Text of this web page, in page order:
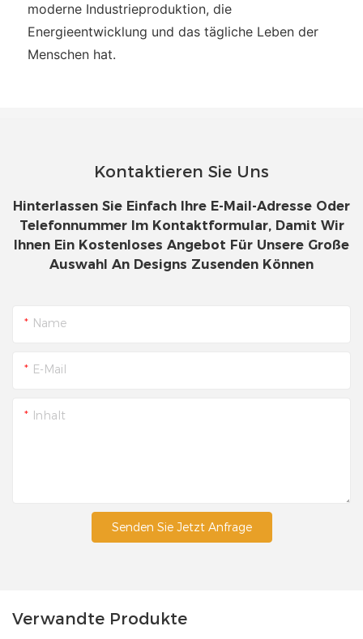
moderne Industrieproduktion, die
Energieentwicklung und das tägliche Leben der
Menschen hat.
Kontaktieren Sie Uns
Hinterlassen Sie Einfach Ihre E-Mail-Adresse Oder
Telefonnummer Im Kontaktformular, Damit Wir
Ihnen Ein Kostenloses Angebot Für Unsere Große
Auswahl An Designs Zusenden Können
Name
E-Mail
Inhalt
Senden Sie Jetzt Anfrage
Verwandte Produkte